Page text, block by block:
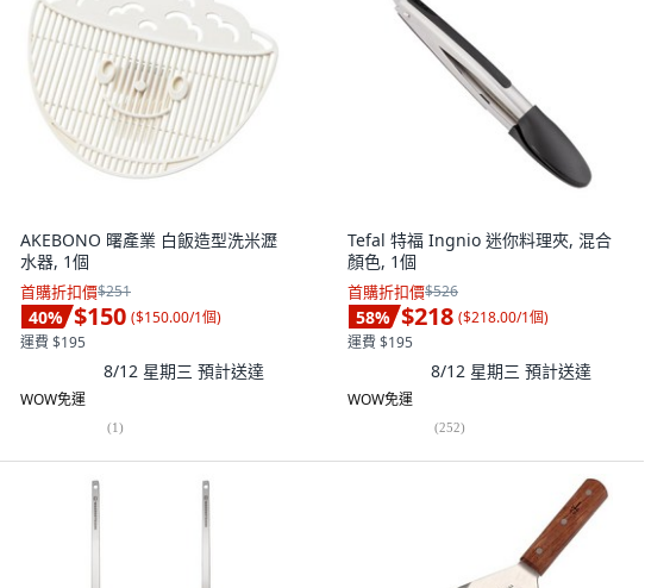
AKEBONO 曙產業 白飯造型洗米瀝
水器, 1個
首購折扣價$251
40% $150 ($150.00/1個)
運費 $195
8/12 星期三 預計送達
WOW免運
(1)
Tefal 特福 Ingnio 迷你料理夾, 混合
顏色, 1個
首購折扣價$526
58% $218 ($218.00/1個)
運費 $195
8/12 星期三 預計送達
WOW免運
(252)